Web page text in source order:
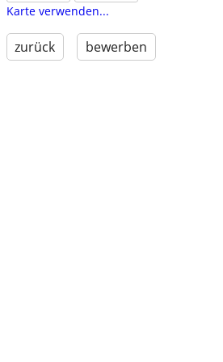
Karte verwenden...
zurück bewerben